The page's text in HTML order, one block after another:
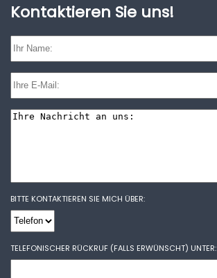
Kontaktieren Sie uns!
BITTE KONTAKTIEREN SIE MICH ÜBER:
TELEFONISCHER RÜCKRUF (FALLS ERWÜNSCHT) UNTER: